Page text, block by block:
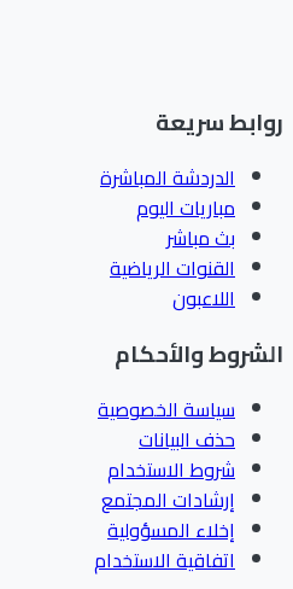
سريعة
الدردشة المباشرة
مباريات اليوم
بث مباشر
القنوات الرياضية
اللاعبون
والأحكام
سياسة الخصوصية
حذف البيانات
شروط الاستخدام
إرشادات المجتمع
إخلاء المسؤولية
اتفاقية الاستخدام